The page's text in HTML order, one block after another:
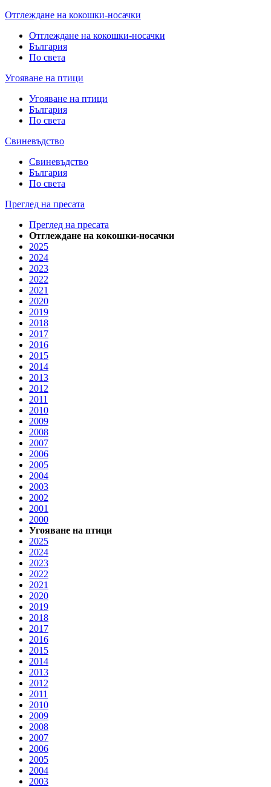
Отглеждане на кокошки-носачки
Отглеждане на кокошки-носачки
България
По света
Угояване на птици
Угояване на птици
България
По света
Свиневъдство
Свиневъдство
България
По света
Преглед на пресата
Преглед на пресата
Отглеждане на кокошки-носачки
2025
2024
2023
2022
2021
2020
2019
2018
2017
2016
2015
2014
2013
2012
2011
2010
2009
2008
2007
2006
2005
2004
2003
2002
2001
2000
Угояване на птици
2025
2024
2023
2022
2021
2020
2019
2018
2017
2016
2015
2014
2013
2012
2011
2010
2009
2008
2007
2006
2005
2004
2003